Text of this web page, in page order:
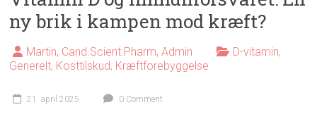
ny brik i kampen mod kræft?
Martin, Cand.Scient.Pharm, Admin D-vitamin,
Generelt, Kosttilskud, Kræftforebyggelse
21. april 2025 0 Comment